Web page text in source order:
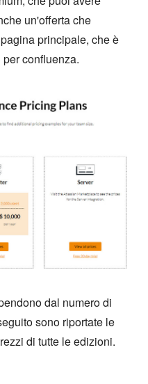
un'offerta che
principale, che è
confluenza.
dal numero di
sono riportate le
di tutte le edizioni.